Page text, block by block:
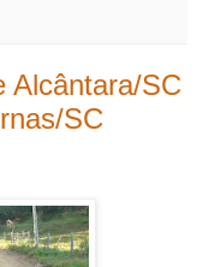
Alcântara/SC
SC